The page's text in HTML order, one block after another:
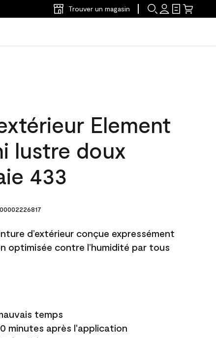
Trouver un magasin
Element
lustre doux
433
d’extérieur conçue expressément
optimisée contre l’humidité par tous
temps
minutes après l'application